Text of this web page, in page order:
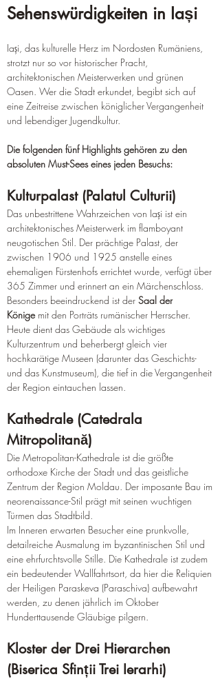
Sehenswürdigkeiten in Iași
Iași, das kulturelle Herz im Nordosten Rumäniens,
strotzt nur so vor historischer Pracht,
architektonischen Meisterwerken und grünen
Oasen. Wer die Stadt erkundet, begibt sich auf
eine Zeitreise zwischen königlicher Vergangenheit
und lebendiger Jugendkultur.
Die folgenden fünf Highlights gehören zu den
absoluten Must-Sees eines jeden Besuchs:
Kulturpalast (Palatul Culturii)
Das unbestrittene Wahrzeichen von Iași ist ein
architektonisches Meisterwerk im flamboyant
neugotischen Stil. Der prächtige Palast, der
zwischen 1906 und 1925 anstelle eines
ehemaligen Fürstenhofs errichtet wurde, verfügt über
365 Zimmer und erinnert an ein Märchenschloss.
Besonders beeindruckend ist der Saal der
Könige mit den Porträts rumänischer Herrscher.
Heute dient das Gebäude als wichtiges
Kulturzentrum und beherbergt gleich vier
hochkarätige Museen (darunter das Geschichts-
und das Kunstmuseum), die tief in die Vergangenheit
der Region eintauchen lassen.
Kathedrale (Catedrala
Mitropolitană)
Die Metropolitan-Kathedrale ist die größte
orthodoxe Kirche der Stadt und das geistliche
Zentrum der Region Moldau. Der imposante Bau im
neorenaissance-Stil prägt mit seinen wuchtigen
Türmen das Stadtbild.
Im Inneren erwarten Besucher eine prunkvolle,
detailreiche Ausmalung im byzantinischen Stil und
eine ehrfurchtsvolle Stille. Die Kathedrale ist zudem
ein bedeutender Wallfahrtsort, da hier die Reliquien
der Heiligen Paraskeva (Paraschiva) aufbewahrt
werden, zu denen jährlich im Oktober
Hunderttausende Gläubige pilgern.
Kloster der Drei Hierarchen
(Biserica Sfinții Trei Ierarhi)